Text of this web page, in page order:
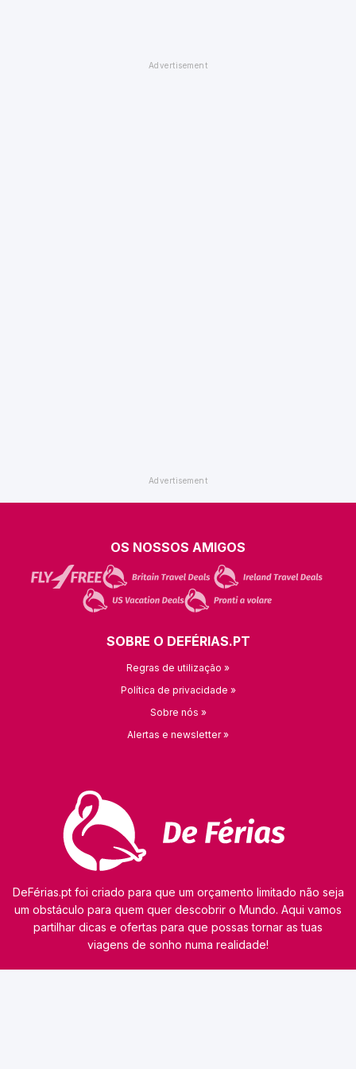
DeFérias.pt foi criado para que um orçamento limitado não seja
um obstáculo para quem quer descobrir o Mundo. Aqui vamos
partilhar dicas e ofertas para que possas tornar as tuas
viagens de sonho numa realidade!
© 2026 kamaviNET sp. z o.o.
OS NOSSOS AMIGOS
SOBRE O DEFÉRIAS.PT
Regras de utilização »
Política de privacidade »
Sobre nós »
Alertas e newsletter »